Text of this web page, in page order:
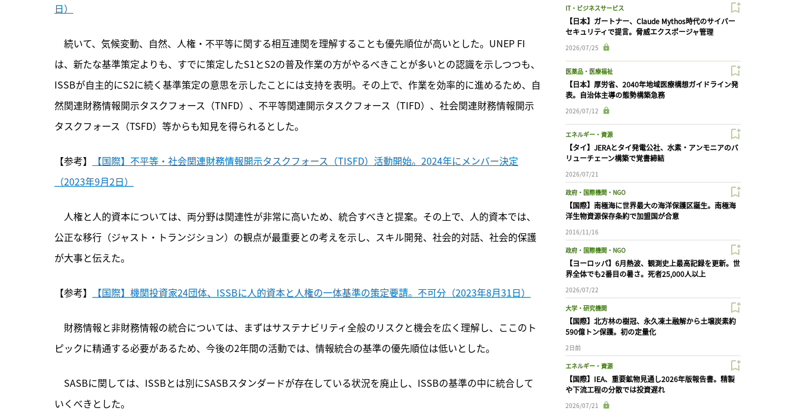
日）
続いて、気候変動、自然、人権・不平等に関する相互連関を理解することも優先順位が高いとした。UNEP FI
は、新たな基準策定よりも、すでに策定したS1とS2の普及作業の方がやるべきことが多いとの認識を示しつつも、
ISSBが自主的にS2に続く基準策定の意思を示したことには支持を表明。その上で、作業を効率的に進めるため、自
然関連財務情報開示タスクフォース（TNFD）、不平等関連開示タスクフォース（TIFD）、社会関連財務情報開示
タスクフォース（TSFD）等からも知見を得られるとした。
【参考】
【国際】不平等・社会関連財務情報開示タスクフォース（TISFD）活動開始。2024年にメンバー決定
（2023年9月2日）
人権と人的資本については、両分野は関連性が非常に高いため、統合すべきと提案。その上で、人的資本では、
公正な移行（ジャスト・トランジション）の観点が最重要との考えを示し、スキル開発、社会的対話、社会的保護
が大事と伝えた。
【参考】 【国際】機関投資家24団体、ISSBに人的資本と人権の一体基準の策定要請。不可分（2023年8月31日）
財務情報と非財務情報の統合については、まずはサステナビリティ全般のリスクと機会を広く理解し、ここのト
ピックに精通する必要があるため、今後の2年間の活動では、情報統合の基準の優先順位は低いとした。
SASBに関しては、ISSBとは別にSASBスタンダードが存在している状況を廃止し、ISSBの基準の中に統合して
いくべきとした。
IT・ビジネスサービス
【日本】ガートナー、Claude Mythos時代のサイバー
セキュリティで提言。脅威エクスポージャ管理
2026/07/25
医薬品・医療福祉
【日本】厚労省、2040年地域医療構想ガイドライン発
表。自治体主導の態勢構築急務
2026/07/12
エネルギー・資源
【タイ】JERAとタイ発電公社、水素・アンモニアのバ
リューチェーン構築で覚書締結
2026/07/21
政府・国際機関・NGO
【国際】南極海に世界最大の海洋保護区誕生。南極海
洋生物資源保存条約で加盟国が合意
2016/11/16
政府・国際機関・NGO
【ヨーロッパ】6月熱波、観測史上最高記録を更新。世
界全体でも2番目の暑さ。死者25,000人以上
2026/07/22
大学・研究機関
【国際】北方林の樹冠、永久凍土融解から土壌炭素約
590億トン保護。初の定量化
2日前
エネルギー・資源
【国際】IEA、重要鉱物見通し2026年版報告書。精製
や下流工程の分散では投資遅れ
2026/07/21